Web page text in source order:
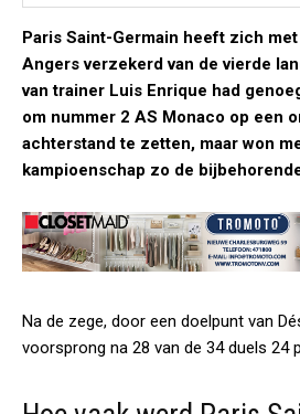
Paris Saint-Germain heeft zich
Angers verzekerd van de vierde
van trainer Luis Enrique had
om nummer 2 AS Monaco op een
achterstand te zetten, maar won
kampioenschap zo de
Na de zege, door een doelpunt van
voorsprong na 28 van de 34 duels 24